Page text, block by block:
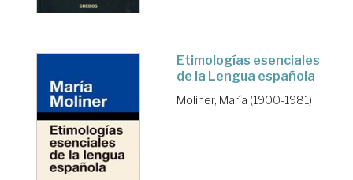
Etimologías esenciales
de la Lengua española
Moliner, María (1900-1981)